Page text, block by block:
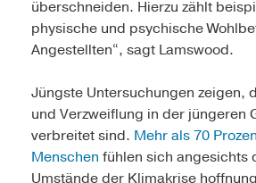
überschneiden. Hierzu zählt
physische und psychische
Angestellten“, sagt Lamswood.
Jüngste Untersuchungen zeigen,
und Verzweiflung in der jüngeren
verbreitet sind. Mehr als 70
Menschen fühlen sich angesichts
Umstände der Klimakrise